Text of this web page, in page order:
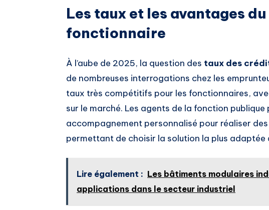
Les taux et les avantages
fonctionnaire
À l’aube de 2025, la question des taux des
de nombreuses interrogations chez les
taux très compétitifs pour les fonctionnaires,
sur le marché. Les agents de la fonction publique
accompagnement personnalisé pour réaliser
permettant de choisir la solution la plus adaptée
Lire également : Les bâtiments modulaires
applications dans le secteur industriel